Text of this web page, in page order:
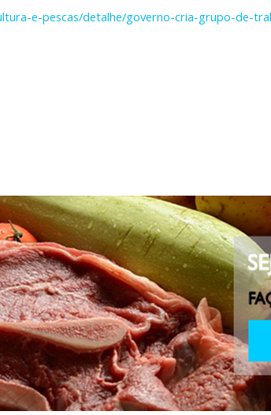
e-pescas/detalhe/governo-cria-grupo-de-